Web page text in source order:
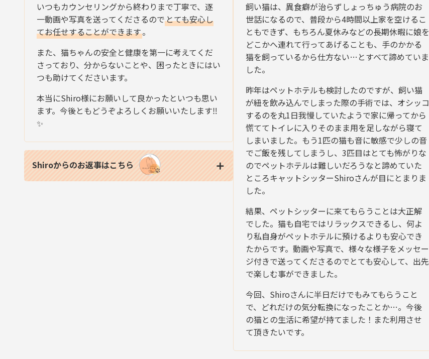
いつもカウンセリングから終わりまで丁寧で、逐
一動画や写真を送ってくださるのでとても安心し
てお任せすることができます。
また、猫ちゃんの安全と健康を第一に考えてくだ
さっており、分からないことや、困ったときにはい
つも助けてくださいます。
本当にShiro様にお願いして良かったといつも思い
ます。今後ともどうぞよろしくお願いいたします‼
✨
Shiroからのお返事はこちら
飼い猫は、異食癖が治らずしょっちゅう病院のお
世話になるので、普段から4時間以上家を空けるこ
ともできず、もちろん夏休みなどの長期休暇に娘を
どこかへ連れて行ってあげることも、手のかかる
猫を飼っているから仕方ない…とすべて諦めていま
した。
昨年はペットホテルも検討したのですが、飼い猫
が紐を飲み込んでしまった際の手術では、オシッコ
するのを丸1日我慢していたようで家に帰ってから
慌ててトイレに入りそのまま用を足しながら寝て
しまいました。もう1匹の猫も音に敏感で少しの音
でご飯を残してしまうし、3匹目はとても怖がりな
のでペットホテルは難しいだろうなと諦めていた
ところキャットシッターShiroさんが目にとまりま
した。
結果、ペットシッターに来てもらうことは大正解
でした。猫も自宅ではリラックスできるし、何よ
り私自身がペットホテルに預けるよりも安心でき
たからです。動画や写真で、様々な様子をメッセー
ジ付きで送ってくださるのでとても安心して、出先
で楽しむ事ができました。
今回、Shiroさんに半日だけでもみてもらうこと
で、どれだけの気分転換になったことか…。今後
の猫との生活に希望が持てました！また利用させ
て頂きたいです。